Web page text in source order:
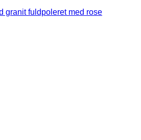
granit fuldpoleret med rose